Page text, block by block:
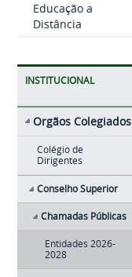
Educação a
Distância
INSTITUCIONAL
Orgãos Colegiados
Colégio de
Dirigentes
Conselho Superior
Chamadas Públicas
Entidades 2026-
2028